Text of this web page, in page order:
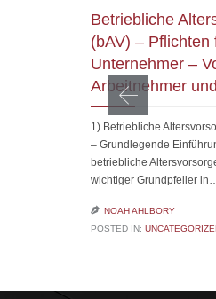
Betriebliche
(bAV) – Pflichten
Unternehmer –
Arbeitnehmer
1) Betriebliche
– Grundlegende
betriebliche
wichtiger Grundpfeiler
 NOAH AHLBORY
POSTED IN: